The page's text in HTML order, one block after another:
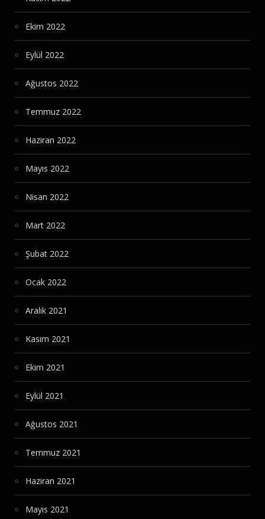
Ekim 2022
Eylül 2022
Ağustos 2022
Temmuz 2022
Haziran 2022
Mayıs 2022
Nisan 2022
Mart 2022
Şubat 2022
Ocak 2022
Aralık 2021
Kasım 2021
Ekim 2021
Eylül 2021
Ağustos 2021
Temmuz 2021
Haziran 2021
Mayıs 2021